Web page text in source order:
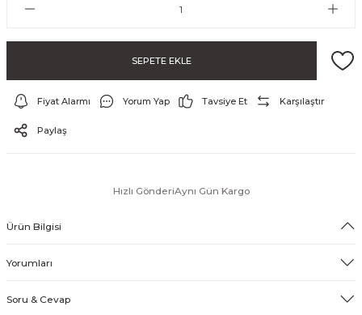
ve Şort
SEPETE EKLE
Fiyat Alarmı Yorum Yap Tavsiye Et Karşılaştır
Paylaş
Hızlı GönderiAynı Gün Kargo
Ürün Bilgisi
Yorumları
Soru & Cevap